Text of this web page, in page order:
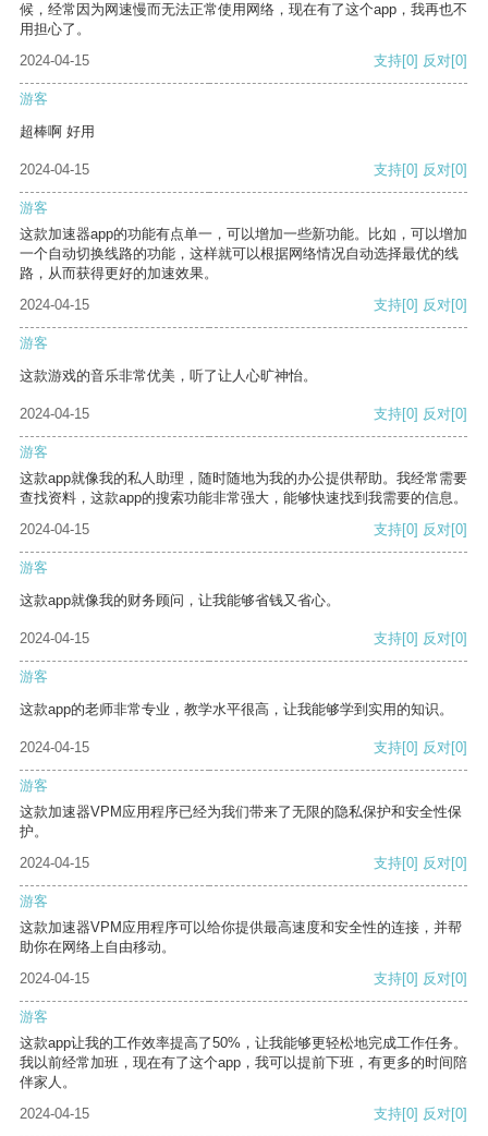
候，经常因为网速慢而无法正常使用网络，现在有了这个app，我再也不
用担心了。
2024-04-15
支持[0] 反对[0]
游客
超棒啊 好用
2024-04-15 支持[0] 反对[0]
游客
这款加速器app的功能有点单一，可以增加一些新功能。比如，可以增加
一个自动切换线路的功能，这样就可以根据网络情况自动选择最优的线
路，从而获得更好的加速效果。
2024-04-15
支持[0] 反对[0]
游客
这款游戏的音乐非常优美，听了让人心旷神怡。
2024-04-15 支持[0] 反对[0]
游客
这款app就像我的私人助理，随时随地为我的办公提供帮助。我经常需要
查找资料，这款app的搜索功能非常强大，能够快速找到我需要的信息。
2024-04-15
支持[0] 反对[0]
游客
这款app就像我的财务顾问，让我能够省钱又省心。
2024-04-15 支持[0] 反对[0]
游客
这款app的老师非常专业，教学水平很高，让我能够学到实用的知识。
2024-04-15 支持[0] 反对[0]
游客
这款加速器VPM应用程序已经为我们带来了无限的隐私保护和安全性保
护。
2024-04-15
支持[0] 反对[0]
游客
这款加速器VPM应用程序可以给你提供最高速度和安全性的连接，并帮
助你在网络上自由移动。
2024-04-15
支持[0] 反对[0]
游客
这款app让我的工作效率提高了50%，让我能够更轻松地完成工作任务。
我以前经常加班，现在有了这个app，我可以提前下班，有更多的时间陪
伴家人。
2024-04-15
支持[0] 反对[0]